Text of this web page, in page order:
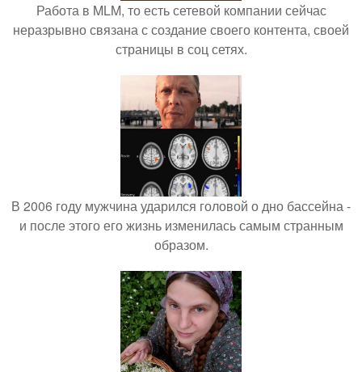
Работа в MLM, то есть сетевой компании сейчас
неразрывно связана с создание своего контента, своей
страницы в соц сетях.
В 2006 году мужчина ударился головой о дно бассейна -
и после этого его жизнь изменилась самым странным
образом.